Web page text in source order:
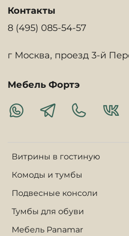
Витрины в гостиную
Комоды и тумбы
Подвесные консоли
Тумбы для обуви
Мебель Panamar
Контакты
8 (495) 085-54-57
г Москва, проезд 3-й
Мебель Фортэ